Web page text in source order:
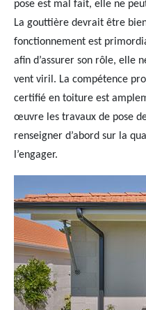
pose est mal fait, elle ne
La gouttière devrait être
fonctionnement est
afin d’assurer son rôle, elle
vent viril. La compétence
certifié en toiture est
œuvre les travaux de pose
renseigner d’abord sur la
l’engager.